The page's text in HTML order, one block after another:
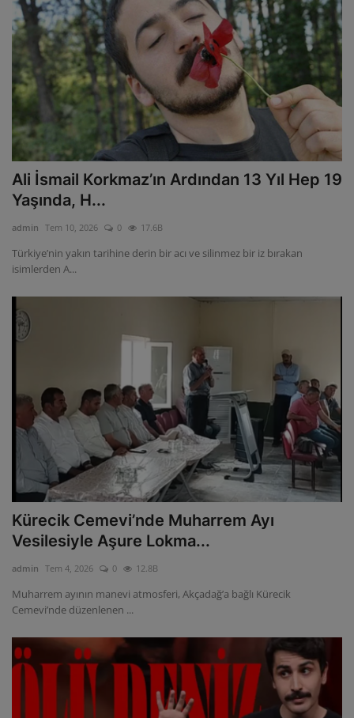
Ali İsmail Korkmaz’ın Ardından 13 Yıl Hep 19
Yaşında, H...
admin Tem 10, 2026 0 17.6B
Türkiye’nin yakın tarihine derin bir acı ve silinmez bir iz bırakan
isimlerden A...
Kürecik Cemevi’nde Muharrem Ayı
Vesilesiyle Aşure Lokma...
admin Tem 4, 2026 0 12.8B
Muharrem ayının manevi atmosferi, Akçadağ’a bağlı Kürecik
Cemevi’nde düzenlenen ...